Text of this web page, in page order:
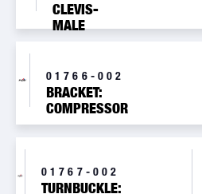
CLEVIS-
MALE
01766-002
BRACKET:
COMPRESSOR
01767-002
TURNBUCKLE: